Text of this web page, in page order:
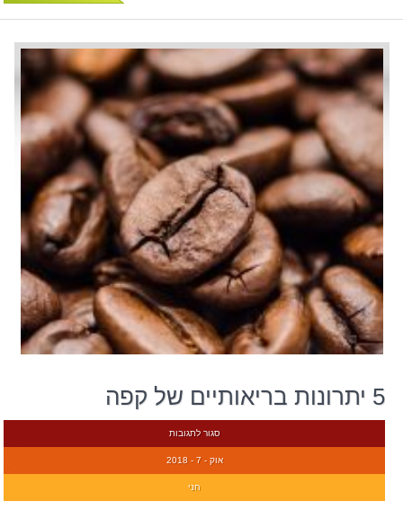
5 יתרונות בריאותיים של קפה
סגור לתגובות
אוק - 7 - 2018
חני